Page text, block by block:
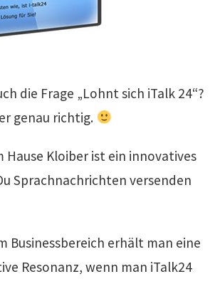
die Frage „Lohnt sich iTalk 24“?
genau richtig.
Hause Kloiber ist ein innovatives
Sprachnachrichten versenden
Businessbereich erhält man eine
Resonanz, wenn man iTalk24